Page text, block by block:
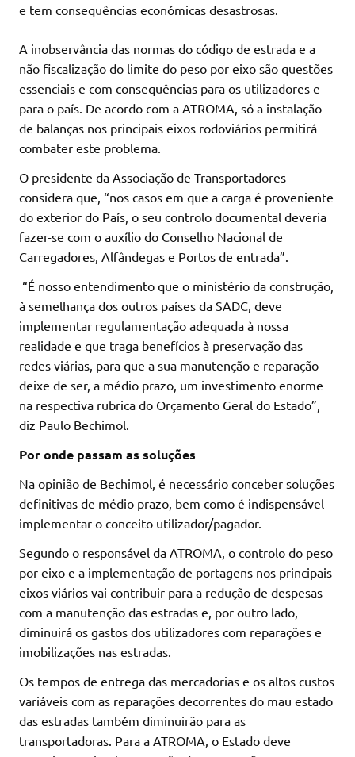
e tem consequências económicas desastrosas.
A inobservância das normas do código de estrada e a
não fiscalização do limite do peso por eixo são questões
essenciais e com consequências para os utilizadores e
para o país. De acordo com a ATROMA, só a instalação
de balanças nos principais eixos rodoviários permitirá
combater este problema.
O presidente da Associação de Transportadores
considera que, “nos casos em que a carga é proveniente
do exterior do País, o seu controlo documental deveria
fazer-se com o auxílio do Conselho Nacional de
Carregadores, Alfândegas e Portos de entrada”.
“É nosso entendimento que o ministério da construção,
à semelhança dos outros países da SADC, deve
implementar regulamentação adequada à nossa
realidade e que traga benefícios à preservação das
redes viárias, para que a sua manutenção e reparação
deixe de ser, a médio prazo, um investimento enorme
na respectiva rubrica do Orçamento Geral do Estado”,
diz Paulo Bechimol.
Por onde passam as soluções
Na opinião de Bechimol, é necessário conceber soluções
definitivas de médio prazo, bem como é indispensável
implementar o conceito utilizador/pagador.
Segundo o responsável da ATROMA, o controlo do peso
por eixo e a implementação de portagens nos principais
eixos viários vai contribuir para a redução de despesas
com a manutenção das estradas e, por outro lado,
diminuirá os gastos dos utilizadores com reparações e
imobilizações nas estradas.
Os tempos de entrega das mercadorias e os altos custos
variáveis com as reparações decorrentes do mau estado
das estradas também diminuirão para as
transportadoras. Para a ATROMA, o Estado deve